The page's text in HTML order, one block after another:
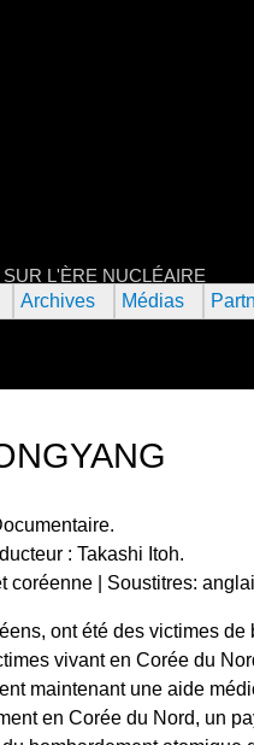
L'ÈRE NUCLÉAIRE
: Takashi Itoh.
coréenne | Soustitres:
ont été des victimes
vivant en Corée du
maintenant une aide
en Corée du Nord, un
Archives Médias